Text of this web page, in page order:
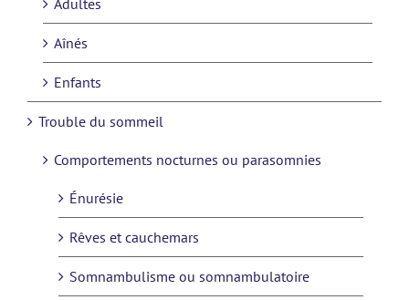
Aînés
Enfants
Trouble du sommeil
Comportements nocturnes ou parasomnies
Énurésie
Rêves et cauchemars
Somnambulisme ou somnambulatoire